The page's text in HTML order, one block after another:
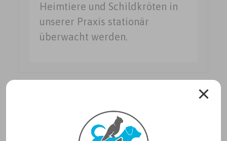
Heimtiere und Schildkröten in
unserer Praxis stationär
überwacht werden.